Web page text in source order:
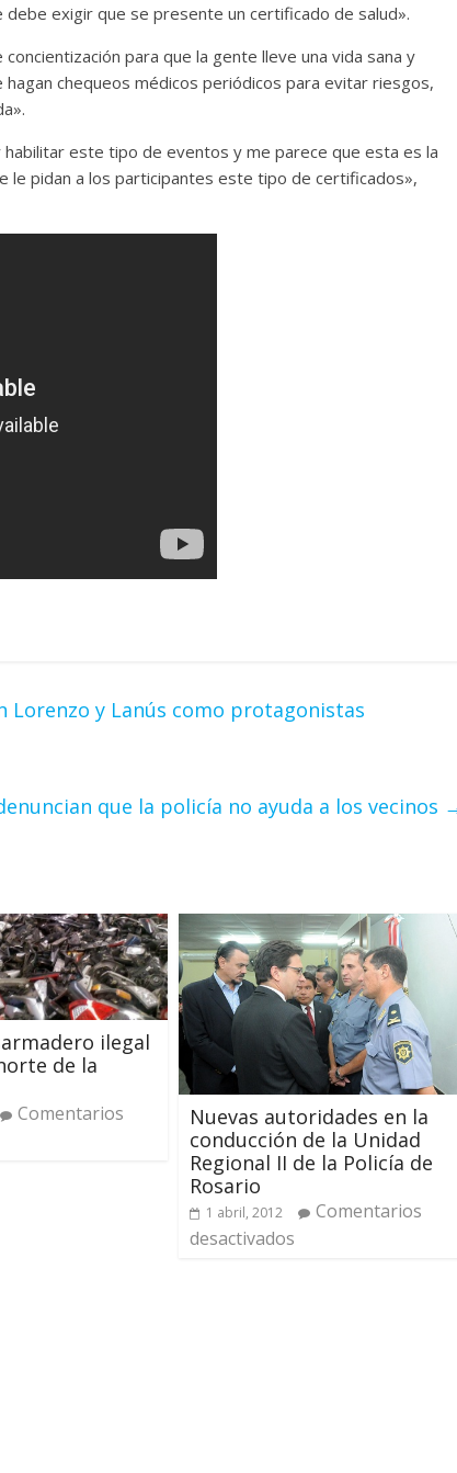
exigir que se presente un certificado de salud».
para que la gente lleve una vida sana y
chequeos médicos periódicos para evitar riesgos,
habilitar este tipo de eventos y me parece que esta es la
le pidan a los participantes este tipo de certificados»,
Lorenzo y Lanús como protagonistas
que la policía no ayuda a los vecinos
ilegal
de la
Comentarios
Nuevas autoridades en la
conducción de la Unidad
Regional II de la Policía de
Rosario
1 abril, 2012
Comentarios
desactivados